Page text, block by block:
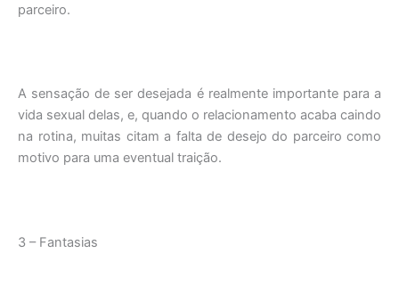
parceiro.
A sensação de ser desejada é realmente importante para a
vida sexual delas, e, quando o relacionamento acaba caindo
na rotina, muitas citam a falta de desejo do parceiro como
motivo para uma eventual traição.
3 – Fantasias